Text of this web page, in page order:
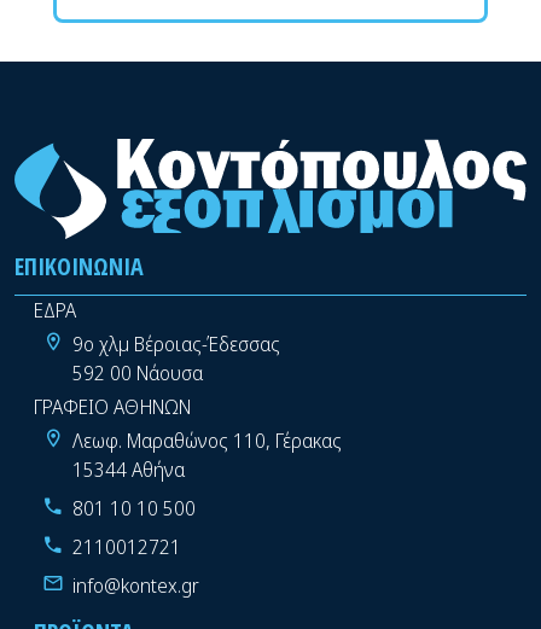
ΕΠΙΚΟΙΝΩΝΊΑ
ΕΔΡΑ
9ο χλμ Βέροιας-Έδεσσας
592 00 Νάουσα
ΓΡΑΦΕΙΟ ΑΘΗΝΩΝ
Λεωφ. Μαραθώνος 110, Γέρακας
15344 Αθήνα
801 10 10 500
2110012721
info@kontex.gr